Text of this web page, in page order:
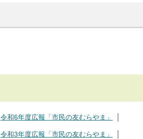
令和6年度広報「市民の友むらやま」
令和3年度広報「市民の友むらやま」